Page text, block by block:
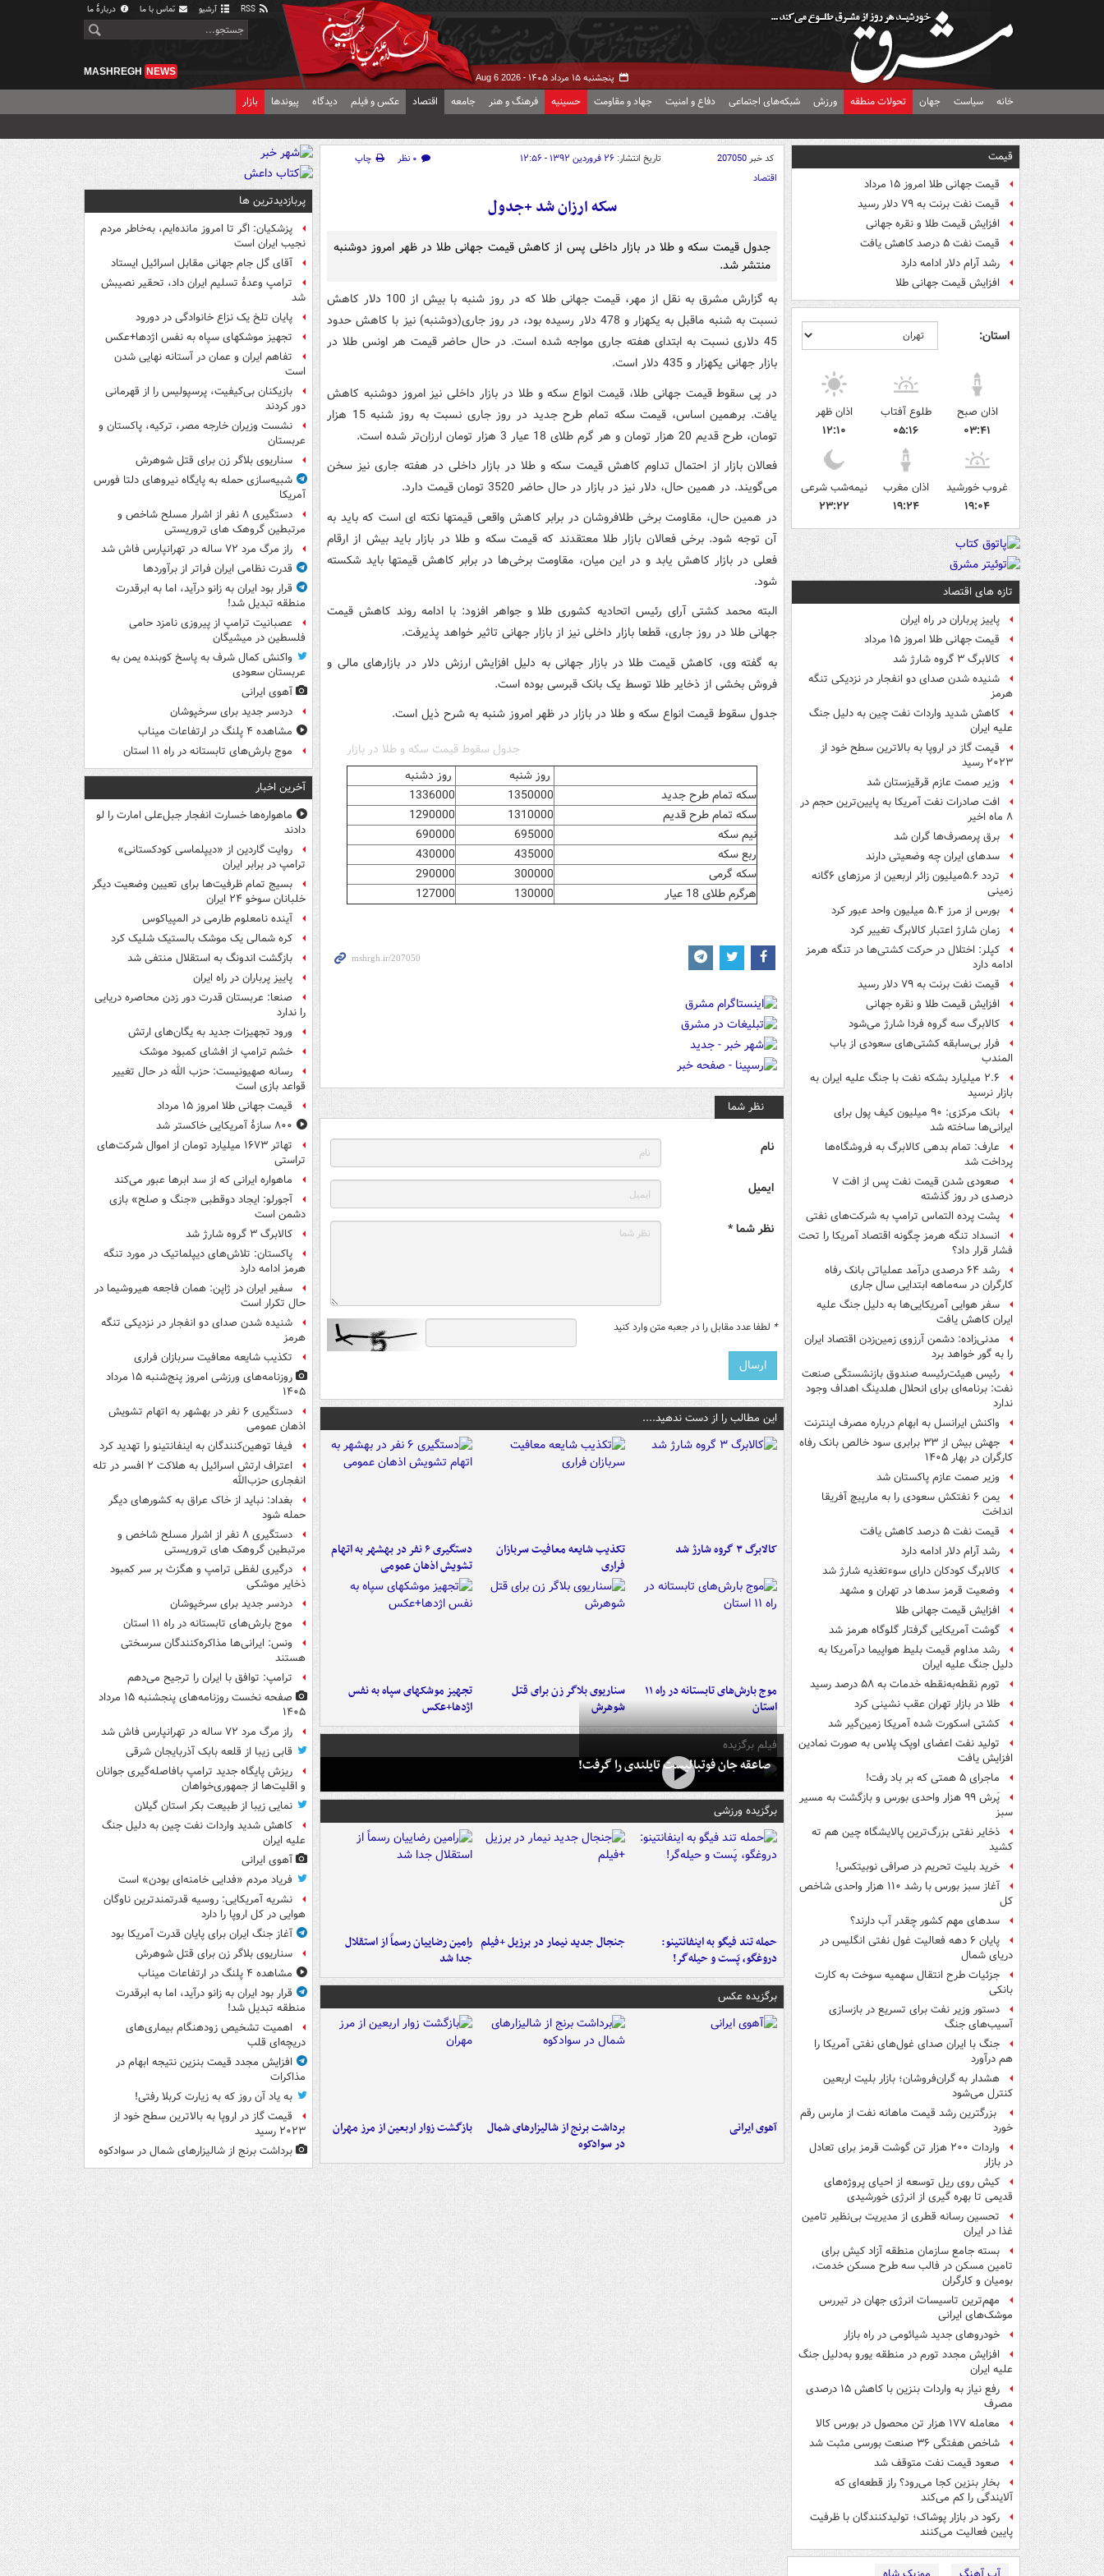
آرشیو تماس با ما دربارهٔ ما
پنجشنبه ۱۵ مرداد ۱۴۰۵ - Aug 6 2026
MASHREGH NEWS
خانه سیاست جهان تحولات منطقه ورزش شبکه‌های اجتماعی دفاع و امنیت جهاد و مقاومت حسینیه فرهنگ و هنر جامعه اقتصاد عکس و فیلم دیدگاه پیوندها بازار
قیمت
قیمت جهانی طلا امروز ۱۵ مرداد
قیمت نفت برنت به ۷۹ دلار رسید
افزایش قیمت طلا و نقره جهانی
قیمت نفت ۵ درصد کاهش یافت
رشد آرام دلار ادامه دارد
افزایش قیمت جهانی طلا
استان:
اذان صبح
۰۳:۴۱
طلوع آفتاب
۰۵:۱۶
اذان ظهر
۱۲:۱۰
غروب خورشید
۱۹:۰۴
اذان مغرب
۱۹:۲۴
نیمه‌شب شرعی
۲۳:۲۲
تازه های اقتصاد
پاییز پرباران در راه ایران
قیمت جهانی طلا امروز ۱۵ مرداد
کالابرگ ۳ گروه شارژ شد
شنیده شدن صدای دو انفجار در نزدیکی تنگه
هرمز
کاهش شدید واردات نفت چین به دلیل جنگ
علیه ایران
قیمت گاز در اروپا به بالاترین سطح خود از
۲۰۲۳ رسید
وزیر صمت عازم قرقیزستان شد
افت صادرات نفت آمریکا به پایین‌ترین حجم در
۸ ماه اخیر
برق پرمصرف‌ها گران شد
سدهای ایران چه وضعیتی دارند
تردد ۵.۶میلیون زائر اربعین از مرزهای ۶گانه
زمینی
بورس از مرز ۵.۴ میلیون واحد عبور کرد
زمان شارژ اعتبار کالابرگ تغییر کرد
کپلر: اختلال در حرکت کشتی‌ها در تنگه هرمز
ادامه دارد
قیمت نفت برنت به ۷۹ دلار رسید
افزایش قیمت طلا و نقره جهانی
کالابرگ سه گروه فردا شارژ می‌شود
فرار بی‌سابقه کشتی‌های سعودی از باب
المندب
۲.۶ میلیارد بشکه نفت با جنگ علیه ایران به
بازار نرسید
بانک مرکزی: ۹۰ میلیون کیف پول برای
ایرانی‌ها ساخته شد
عارف: تمام بدهی کالابرگ به فروشگاه‌ها
پرداخت شد
صعودی شدن قیمت نفت پس از افت ۷
درصدی در روز گذشته
پشت پرده التماس ترامپ به شرکت‌های نفتی
انسداد تنگه هرمز چگونه اقتصاد آمریکا را تحت
فشار قرار داد؟
رشد ۶۴ درصدی درآمد عملیاتی بانک رفاه
کارگران در سه‌ماهه ابتدایی سال جاری
سفر هوایی آمریکایی‌ها به دلیل جنگ علیه
ایران کاهش یافت
مدنی‌زاده: دشمن آرزوی زمین‌زدن اقتصاد ایران
را به گور خواهد برد
رئیس هیئت‌رئیسه صندوق بازنشستگی صنعت
نفت: برنامه‌ای برای انحلال هلدینگ اهداف وجود
ندارد
واکنش ایرانسل به ابهام درباره مصرف اینترنت
جهش بیش از ۳۳ برابری سود خالص بانک رفاه
کارگران در بهار ۱۴۰۵
وزیر صمت عازم پاکستان شد
یمن ۶ نفتکش سعودی را به مارپیچ آفریقا
انداخت
قیمت نفت ۵ درصد کاهش یافت
رشد آرام دلار ادامه دارد
کالابرگ کودکان دارای سوءتغذیه شارژ شد
وضعیت قرمز سدها در تهران و مشهد
افزایش قیمت جهانی طلا
گوشت آمریکایی گرفتار گلوگاه هرمز شد
رشد مداوم قیمت بلیط هواپیما درآمریکا به
دلیل جنگ علیه ایران
تورم نقطه‌به‌نقطه خدمات به ۵۸ درصد رسید
طلا در بازار تهران عقب نشینی کرد
کشتی اسکورت شده آمریکا زمین‌گیر شد
تولید نفت اعضای اوپک پلاس به صورت نمادین
افزایش یافت
ماجرای ۵ همتی که بر باد رفت!
پَرش ۹۹ هزار واحدی بورس و بازگشت به مسیر
سبز
ذخایر نفتی بزرگ‌ترین پالایشگاه چین هم ته
کشید
خرید بلیت تحریم در صرافی نوبیتکس!
آغاز سبز بورس با رشد ۱۱۰ هزار واحدی شاخص
کل
سدهای مهم کشور چقدر آب دارند؟
پایان ۶ دهه فعالیت غول نفتی انگلیس در
دریای شمال
جزئیات طرح انتقال سهمیه سوخت به کارت
بانکی
دستور وزیر نفت برای تسریع در بازسازی
آسیب‌های جنگ
جنگ با ایران صدای غول‌های نفتی آمریکا را
هم درآورد
هشدار به گران‌فروشان؛ بازار بلیت اربعین
کنترل می‌شود
بزرگترین رشد قیمت ماهانه نفت از مارس رقم
خورد
واردات ۲۰۰ هزار تن گوشت قرمز برای تعادل
در بازار
کیش روی ریل توسعه از احیای پروژه‌های
قدیمی تا بهره گیری از انرژی خورشیدی
تحسین رسانه قطری از مدیریت بی‌نظیر تامین
غذا در ایران
بسته جامع سازمان منطقه آزاد کیش برای
تامین مسکن در فالب سه طرح مسکن خدمت،
بومیان و کارگران
مهم‌ترین تاسیسات انرژی جهان در تیررس
موشک‌های ایرانی
خودروهای جدید شیائومی در راه بازار
افزایش مجدد تورم در منطقه یورو به‌دلیل جنگ
علیه ایران
رفع نیاز به واردات بنزین با کاهش ۱۵ درصدی
مصرف
معامله ۱۷۷ هزار تن محصول در بورس کالا
شاخص‌ هفتگی ۳۶ صنعت بورسی مثبت شد
صعود قیمت نفت متوقف شد
بخارِ بنزین کجا می‌رود؟ راز قطعه‌ای که
آلایندگی را کم می‌کند
رکود در بازار پوشاک؛ تولیدکنندگان با ظرفیت
پایین فعالیت می‌کنند
کد خبر207050 تاریخ انتشار: ۲۶ فروردین ۱۳۹۲ - ۱۲:۵۶ ۰ نظر
چاپ
اقتصاد
سکه ارزان شد +جدول
جدول قیمت سکه و طلا در بازار داخلی پس از کاهش قیمت جهانی طلا در ظهر امروز دوشنبه
منتشر شد.
به گزارش مشرق به نقل از مهر، قیمت جهانی طلا که در روز شنبه با بیش از 100 دلار کاهش
نسبت به شنبه ماقبل به یکهزار و 478 دلار رسیده بود، در روز جاری(دوشنبه) نیز با کاهش حدود
45 دلاری نسبت به ابتدای هفته جاری مواجه شده است. در حال حاضر قیمت هر اونس طلا در
بازار جهانی یکهزار و 435 دلار است.
در پی سقوط قیمت جهانی طلا، قیمت انواع سکه و طلا در بازار داخلی نیز امروز دوشنبه کاهش
یافت. برهمین اساس، قیمت سکه تمام طرح جدید در روز جاری نسبت به روز شنبه 15 هزار
تومان، طرح قدیم 20 هزار تومان و هر گرم طلای 18 عیار 3 هزار تومان ارزان‌تر شده است.
فعالان بازار از احتمال تداوم کاهش قیمت سکه و طلا در بازار داخلی در هفته جاری نیز سخن
می‌گویند. در همین حال، دلار نیز در بازار در حال حاضر 3520 تومان قیمت دارد.
در همین حال، مقاومت برخی طلافروشان در برابر کاهش واقعی قیمتها نکته ای است که باید به
آن توجه شود. برخی فعالان بازار طلا معتقدند که قیمت سکه و طلا در بازار باید بیش از ارقام
فعلی در بازار کاهش یابد و در این میان، مقاومت برخی‌ها در برابر کاهش قیمتها باید شکسته
شود.
البته محمد کشتی آرای رئیس اتحادیه کشوری طلا و جواهر افزود: با ادامه روند کاهش قیمت
جهانی طلا در روز جاری، قطعا بازار داخلی نیز از بازار جهانی تاثیر خواهد پذیرفت.
به گفته وی، کاهش قیمت طلا در بازار جهانی به دلیل افزایش ارزش دلار در بازارهای مالی و
فروش بخشی از ذخایر طلا توسط یک بانک قبرسی بوده است.
جدول سقوط قیمت انواع سکه و طلا در بازار در ظهر امروز شنبه به شرح ذیل است.
جدول سقوط قیمت سکه و طلا در بازار
روز شنبه
روز دشنبه
سکه تمام طرح جدید
1350000
1336000
سکه تمام طرح قدیم
1310000
1290000
نیم سکه
695000
690000
ربع سکه
435000
430000
سکه گرمی
300000
290000
هرگرم طلای 18 عیار
130000
127000
نظر شما
نام
ایمیل
نظر شما *
* لطفا عدد مقابل را در جعبه متن وارد کنید
این مطالب را از دست ندهید....
کالابرگ ۳ گروه شارژ شد
تکذیب شایعه معافیت سربازان
فراری
دستگیری ۶ نفر در بهشهر به اتهام
تشویش اذهان عمومی
موج بارش‌های تابستانه در راه ۱۱
استان
سناریوی بلاگر زن برای قتل
شوهرش
تجهیز موشکهای سپاه به نفس
اژدها+عکس
فیلم برگزیده
صاعقه جان فوتبالیست تایلندی را گرفت!
برگزیده ورزشی
حمله تند فیگو به اینفانتینو:
دروغگو، پَست‌ و حیله‌گر!
جنجال جدید نیمار در برزیل +فیلم رامین رضاییان رسماً از استقلال
جدا شد
برگزیده عکس
آهوی ایرانی
برداشت برنج از شالیزارهای شمال
در سوادکوه
بازگشت زوار اربعین از مرز مهران
پربازدیدترین ها
پزشکیان: اگر تا امروز مانده‌ایم، به‌خاطر مردم
نجیب ایران است
آقای گل جام جهانی مقابل اسرائیل ایستاد
ترامپ وعدۀ تسلیم ایران داد، تحقیر نصیبش
شد
پایان تلخ یک نزاع خانوادگی در دورود
تجهیز موشکهای سپاه به نفس اژدها+عکس
تفاهم ایران و عمان در آستانه نهایی شدن
است
بازیکنان بی‌کیفیت، پرسپولیس را از قهرمانی
دور کردند
نشست وزیران خارجه مصر، ترکیه، پاکستان و
عربستان
سناریوی بلاگر زن برای قتل شوهرش
شبیه‌سازی حمله به پایگاه نیروهای دلتا فورس
آمریکا
دستگیری ۸ نفر از اشرار مسلح شاخص و
مرتبطین گروهک های تروریستی
راز مرگ مرد ۷۲ ساله در تهرانپارس فاش شد
قدرت نظامی ایران فراتر از برآوردها
قرار بود ایران به زانو درآید، اما به ابرقدرت
منطقه تبدیل شد!
عصبانیت ترامپ از پیروزی نامزد حامی
فلسطین در میشیگان
واکنش کمال شرف به پاسخ کوبنده یمن به
عربستان سعودی
آهوی ایرانی
دردسر جدید برای سرخپوشان
مشاهده ۴ پلنگ در ارتفاعات میناب
موج بارش‌های تابستانه در راه ۱۱ استان
آخرین اخبار
ماهواره‌ها خسارت انفجار جبل‌علی امارت را لو
دادند
روایت گاردین از «دیپلماسی کودکستانی»
ترامپ در برابر ایران
بسیج تمام ظرفیت‌ها برای تعیین وضعیت دیگر
خلبانان سوخو ۲۴ ایران
آینده نامعلوم طارمی در المپیاکوس
کره شمالی یک موشک بالستیک شلیک کرد
بازگشت اندونگ به استقلال منتفی شد
پاییز پرباران در راه ایران
صنعا: عربستان قدرت دور زدن محاصره دریایی
را ندارد
ورود تجهیزات جدید به یگان‌های ارتش
خشم ترامپ از افشای کمبود موشک
رسانه صهیونیست: حزب الله در حال تغییر
قواعد بازی است
قیمت جهانی طلا امروز ۱۵ مرداد
۸۰۰ سازۀ آمریکایی خاکستر شد
تهاتر ۱۶۷۳ میلیارد تومان از اموال شرکت‌های
تراستی
ماهواره ایرانی که از سد ابرها عبور می‌کند
آجورلو: ایجاد دوقطبی «جنگ و صلح‌» بازی
دشمن است
کالابرگ ۳ گروه شارژ شد
پاکستان: تلاش‌های دیپلماتیک در مورد تنگه
هرمز ادامه دارد
سفیر ایران در ژاپن: همان فاجعه هیروشیما در
حال تکرار است
شنیده شدن صدای دو انفجار در نزدیکی تنگه
هرمز
تکذیب شایعه معافیت سربازان فراری
روزنامه‌های ورزشی امروز پنج‌شنبه ۱۵ مرداد
۱۴۰۵
دستگیری ۶ نفر در بهشهر به اتهام تشویش
اذهان عمومی
فیفا توهین‌کنندگان به اینفانتینو را تهدید کرد
اعتراف ارتش اسرائیل به هلاکت ۲ افسر در تله
انفجاری حزب‌الله
بغداد: نباید از خاک عراق به کشورهای دیگر
حمله شود
دستگیری ۸ نفر از اشرار مسلح شاخص و
مرتبطین گروهک های تروریستی
درگیری لفظی ترامپ و هگزث بر سر کمبود
ذخایر موشکی
دردسر جدید برای سرخپوشان
موج بارش‌های تابستانه در راه ۱۱ استان
ونس: ایرانی‌ها مذاکره‌کنندگان سرسختی
هستند
ترامپ: توافق با ایران را ترجیح می‌دهم
صفحه نخست روزنامه‌های پنجشنبه ۱۵ مرداد
۱۴۰۵
راز مرگ مرد ۷۲ ساله در تهرانپارس فاش شد
قابی زیبا از قلعه بابک آذربایجان شرقی
ریزش پایگاه جدید ترامپ بافاصله‌گیری جوانان
و اقلیت‌ها از جمهوری‌خواهان
نمایی زیبا از طبیعت بکر استان گیلان
کاهش شدید واردات نفت چین به دلیل جنگ
علیه ایران
آهوی ایرانی
فریاد مردم «فدایی خامنه‌ای بودن» است
نشریه آمریکایی: روسیه قدرتمندترین ناوگان
هوایی در کل اروپا را دارد
آغاز جنگ ایران برای پایان قدرت آمریکا بود
سناریوی بلاگر زن برای قتل شوهرش
مشاهده ۴ پلنگ در ارتفاعات میناب
قرار بود ایران به زانو درآید، اما به ابرقدرت
منطقه تبدیل شد!
اهمیت تشخیص زودهنگام بیماری‌های
دریچه‌ای قلب
افزایش مجدد قیمت بنزین نتیجه ابهام در
مذاکرات
به یاد آن روز که به زیارت کربلا رفتی!
قیمت گاز در اروپا به بالاترین سطح خود از
۲۰۲۳ رسید
برداشت برنج از شالیزارهای شمال در سوادکوه